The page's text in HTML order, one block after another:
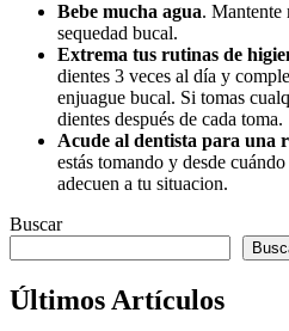
Bebe mucha agua. Mantente
sequedad bucal.
Extrema tus rutinas de
dientes 3 veces al día y
enjuague bucal. Si tomas
dientes después de cada toma.
Acude al dentista para una
estás tomando y desde
adecuen a tu situacion.
Buscar
Últimos Artículos